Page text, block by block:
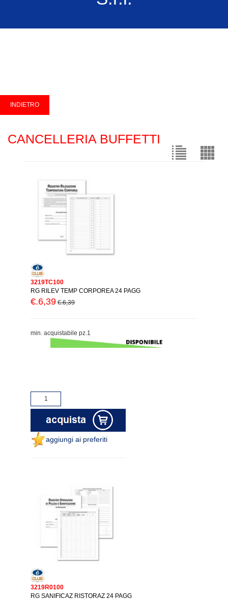
CANCELLERIA BUFFETTI
3219TC100
RG RILEV TEMP CORPOREA 24 PAGG
€.6,39 €.6,39
min. acquistabile pz.1
aggiungi ai preferiti
3219R0100
RG SANIFICAZ RISTORAZ 24 PAGG